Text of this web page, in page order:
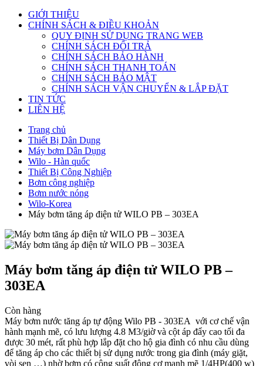
GIỚI THIỆU
CHÍNH SÁCH & ĐIỀU KHOẢN
QUY ĐỊNH SỬ DỤNG TRANG WEB
CHÍNH SÁCH ĐỔI TRẢ
CHÍNH SÁCH BẢO HÀNH
CHÍNH SÁCH THANH TOÁN
CHÍNH SÁCH BẢO MẬT
CHÍNH SÁCH VẬN CHUYỂN & LẮP ĐẶT
TIN TỨC
LIÊN HỆ
Trang chủ
Thiết Bị Dân Dụng
Máy bơm Dân Dụng
Wilo - Hàn quốc
Thiết Bị Công Nghiệp
Bơm công nghiệp
Bơm nước nóng
Wilo-Korea
Máy bơm tăng áp điện tử WILO PB – 303EA
Máy bơm tăng áp điện tử WILO PB –
303EA
Còn hàng
Máy bơm nước tăng áp tự động Wilo PB - 303EA với cơ chế vận
hành mạnh mẽ, có lưu lượng 4.8 M3/giờ và cột áp đẩy cao tối đa
được 30 mét, rất phù hợp lắp đặt cho hộ gia đình có nhu cầu dùng
để tăng áp cho các thiết bị sử dụng nước trong gia đình (máy giặt,
vòi sen …) nhờ bơm có công suất động cơ mạnh mẽ 1/4HP(400 w)